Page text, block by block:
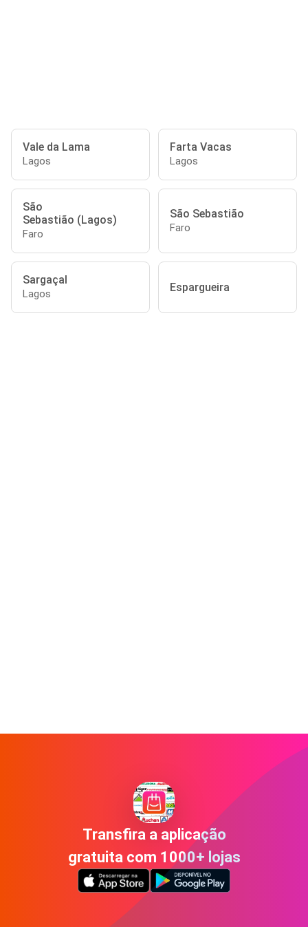
Vale da Lama
Lagos
Farta Vacas
Lagos
São
Sebastião (Lagos)
Faro
São Sebastião
Faro
Sargaçal
Lagos Espargueira
Transfira a aplicação
gratuita com 1000+ lojas